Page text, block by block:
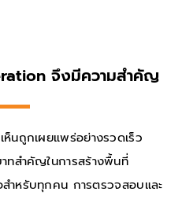
จึงมีความสำคัญ
นถูกเผยแพร่อย่างรวดเร็ว
ทสำคัญในการสร้างพื้นที่
ำหรับทุกคน การตรวจสอบและ